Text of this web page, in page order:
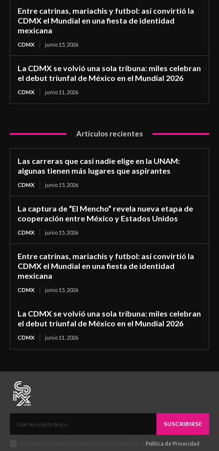
Entre catrinas, mariachis y futbol: así convirtió la
CDMX el Mundial en una fiesta de identidad
mexicana
CDMX junio 15, 2026
La CDMX se volvió una sola tribuna: miles celebran
el debut triunfal de México en el Mundial 2026
CDMX junio 11, 2026
Artículos recientes
Las carreras que casi nadie elige en la UNAM:
algunas tienen más lugares que aspirantes
CDMX junio 15, 2026
La captura de “El Mencho” revela nueva etapa de
cooperación entre México y Estados Unidos
CDMX junio 15, 2026
Entre catrinas, mariachis y futbol: así convirtió la
CDMX el Mundial en una fiesta de identidad
mexicana
CDMX junio 15, 2026
La CDMX se volvió una sola tribuna: miles celebran
el debut triunfal de México en el Mundial 2026
CDMX junio 11, 2026
SUSCRIBIRSE
Política de Privacidad